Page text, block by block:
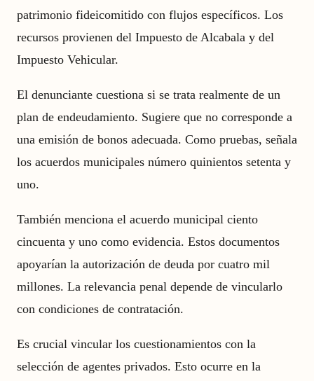
patrimonio fideicomitido con flujos específicos. Los
recursos provienen del Impuesto de Alcabala y del
Impuesto Vehicular.
El denunciante cuestiona si se trata realmente de un
plan de endeudamiento. Sugiere que no corresponde a
una emisión de bonos adecuada. Como pruebas, señala
los acuerdos municipales número quinientos setenta y
uno.
También menciona el acuerdo municipal ciento
cincuenta y uno como evidencia. Estos documentos
apoyarían la autorización de deuda por cuatro mil
millones. La relevancia penal depende de vincularlo
con condiciones de contratación.
Es crucial vincular los cuestionamientos con la
selección de agentes privados. Esto ocurre en la